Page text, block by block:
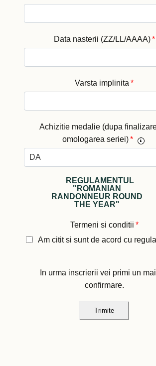
Data nasterii (ZZ/LL/AAAA) *
Varsta implinita *
Achizitie medalie (dupa
omologarea seriei) *
REGULAMENTUL
"ROMANIAN
RANDONNEUR ROUND
THE YEAR"
Termeni si conditii *
Am citit si sunt de acord cu
In urma inscrierii vei primi un
confirmare.
Trimite